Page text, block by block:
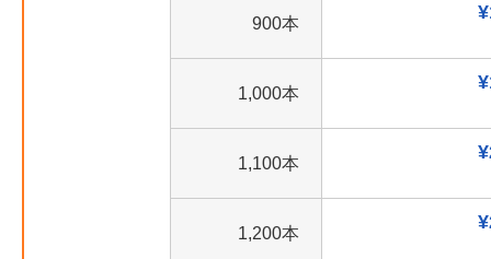
900本
1,000本
1,100本
1,200本